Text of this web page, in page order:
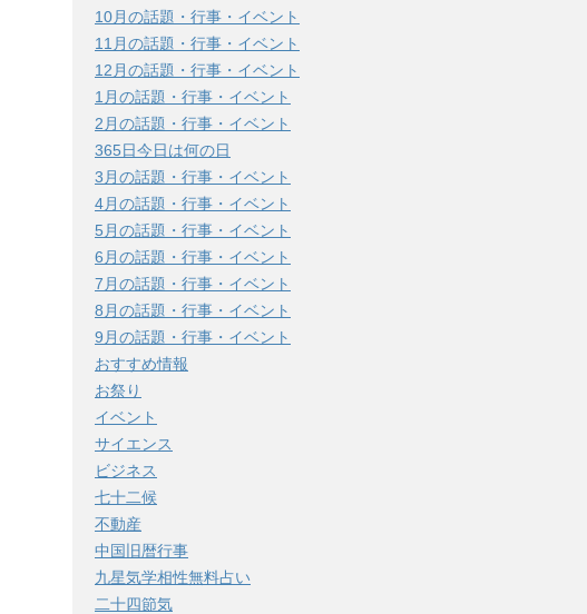
10月の話題・行事・イベント
11月の話題・行事・イベント
12月の話題・行事・イベント
1月の話題・行事・イベント
2月の話題・行事・イベント
365日今日は何の日
3月の話題・行事・イベント
4月の話題・行事・イベント
5月の話題・行事・イベント
6月の話題・行事・イベント
7月の話題・行事・イベント
8月の話題・行事・イベント
9月の話題・行事・イベント
おすすめ情報
お祭り
イベント
サイエンス
ビジネス
七十二候
不動産
中国旧暦行事
九星気学相性無料占い
二十四節気